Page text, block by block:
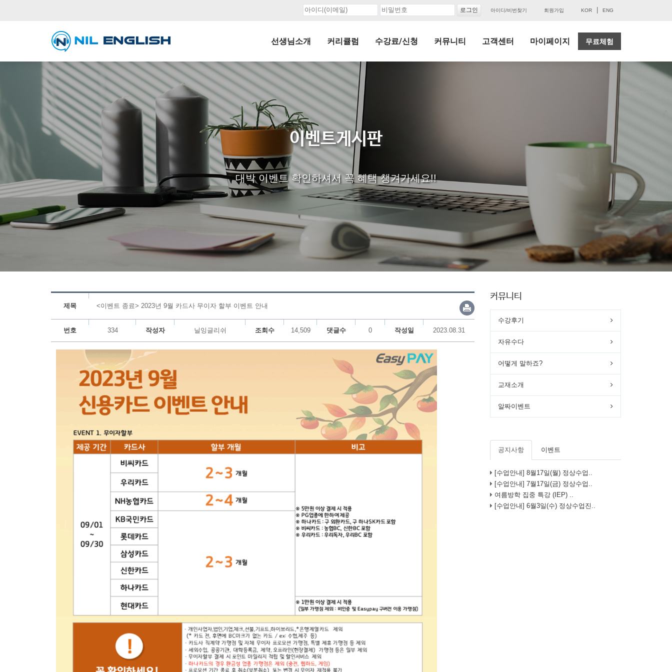
아이디/비번찾기 회원가입 KOR ENG
선생님소개 커리큘럼 수강료/신청 커뮤니티 고객센터 마이페이지 무료체험
이벤트게시판
대박 이벤트 확인하셔서 꼭 혜택 챙겨가세요!!
제목 <이벤트 종료> 2023년 9월 카드사 무이자 할부 이벤트 안내
번호 334 작성자 닐잉글리쉬 조회수 14,509 댓글수 0 작성일 2023.08.31
커뮤니티
수강후기
자유수다
어떻게 말하죠?
교재소개
알짜이벤트
공지사항 이벤트
[수업안내] 8월17일(월) 정상수업..
[수업안내] 7월17일(금) 정상수업..
여름방학 집중 특강 (IEP) ..
[수업안내] 6월3일(수) 정상수업진..